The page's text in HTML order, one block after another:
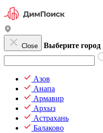
Close Выберите город
Азов
Анапа
Армавир
Архыз
Астрахань
Балаково